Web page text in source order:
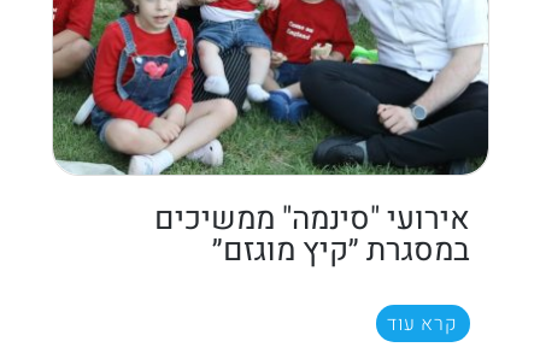
אירועי "סינמה" ממשיכים
במסגרת ״קיץ מוגזם״
קרא עוד